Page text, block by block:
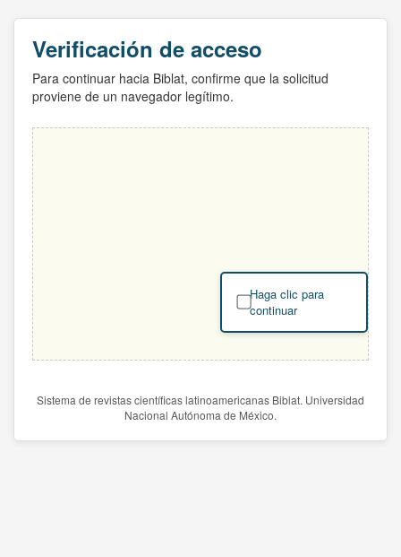
Verificación de acceso
Para continuar hacia Biblat, confirme que la solicitud
proviene de un navegador legítimo.
Haga clic para
continuar
Sistema de revistas científicas latinoamericanas Biblat. Universidad
Nacional Autónoma de México.